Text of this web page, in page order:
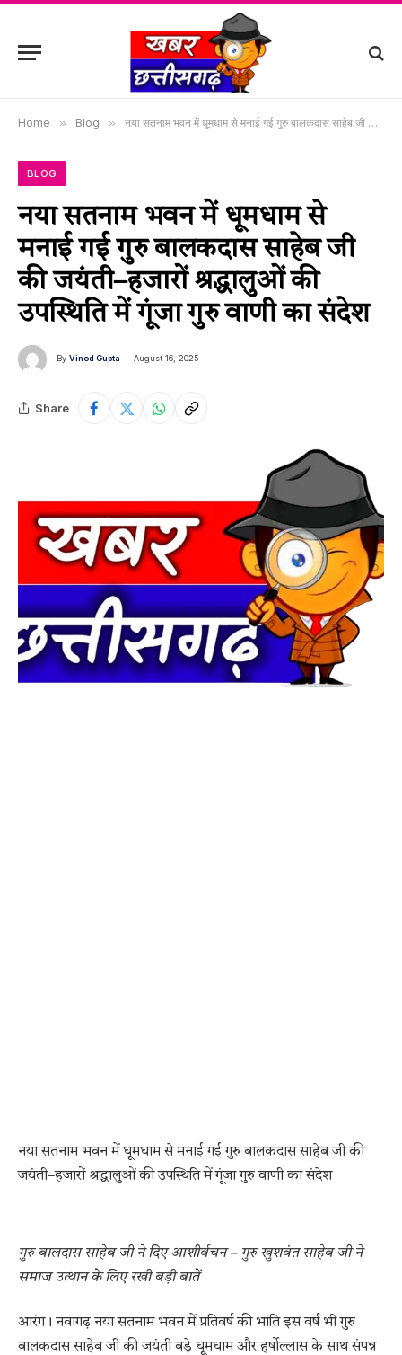
Home » Blog » नया सतनाम भवन में धूमधाम से मनाई गई गुरु बालकदास साहेब जी की जयंती–हजारों श्रद्धालुओं की उपस्थिति में गूंजा गुरु वाणी का संदेश
BLOG
नया सतनाम भवन में धूमधाम से
मनाई गई गुरु बालकदास साहेब जी
की जयंती–हजारों श्रद्धालुओं की
उपस्थिति में गूंजा गुरु वाणी का संदेश
By Vinod Gupta August 16, 2025
Share
नया सतनाम भवन में धूमधाम से मनाई गई गुरु बालकदास साहेब जी की
जयंती–हजारों श्रद्धालुओं की उपस्थिति में गूंजा गुरु वाणी का संदेश
गुरु बालदास साहेब जी ने दिए आशीर्वचन – गुरु खुशवंत साहेब जी ने
समाज उत्थान के लिए रखी बड़ी बातें
आरंग। नवागढ़ नया सतनाम भवन में प्रतिवर्ष की भांति इस वर्ष भी गुरु
बालकदास साहेब जी की जयंती बड़े धूमधाम और हर्षोल्लास के साथ संपन्न